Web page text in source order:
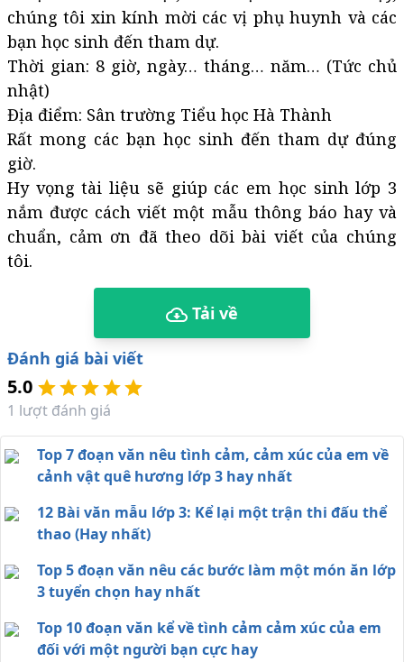
chúng tôi xin kính mời các vị phụ huynh và các
bạn học sinh đến tham dự.
Thời gian: 8 giờ, ngày… tháng… năm… (Tức chủ
nhật)
Địa điểm: Sân trường Tiểu học Hà Thành
Rất mong các bạn học sinh đến tham dự đúng
giờ.
Hy vọng tài liệu sẽ giúp các em học sinh lớp 3
nắm được cách viết một mẫu thông báo hay và
chuẩn, cảm ơn đã theo dõi bài viết của chúng
tôi.
Tải về
Đánh giá bài viết
5.0
1 lượt đánh giá
Top 7 đoạn văn nêu tình cảm, cảm xúc của em về
cảnh vật quê hương lớp 3 hay nhất
12 Bài văn mẫu lớp 3: Kể lại một trận thi đấu thể
thao (Hay nhất)
Top 5 đoạn văn nêu các bước làm một món ăn lớp
3 tuyển chọn hay nhất
Top 10 đoạn văn kể về tình cảm cảm xúc của em
đối với một người bạn cực hay